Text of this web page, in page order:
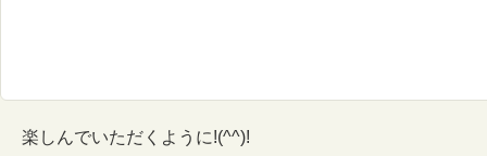
楽しんでいただくように!(^^)!